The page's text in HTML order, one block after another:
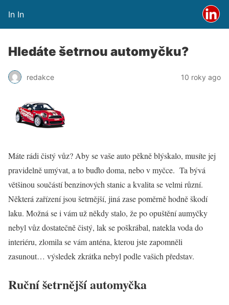
In In
Hledáte šetrnou automyčku?
redakce 10 roky ago
Máte rádi čistý vůz? Aby se vaše auto pěkně blýskalo, musíte jej
pravidelně umývat, a to buďto doma, nebo v myčce. Ta bývá
většinou součástí benzinových stanic a kvalita se velmi různí.
Některá zařízení jsou šetrnější, jiná zase poměrně hodně škodí
laku. Možná se i vám už někdy stalo, že po opuštění aumyčky
nebyl vůz dostatečně čistý, lak se poškrábal, natekla voda do
interiéru, zlomila se vám anténa, kterou jste zapomněli
zasunout… výsledek zkrátka nebyl podle vašich představ.
Ruční šetrnější automyčka